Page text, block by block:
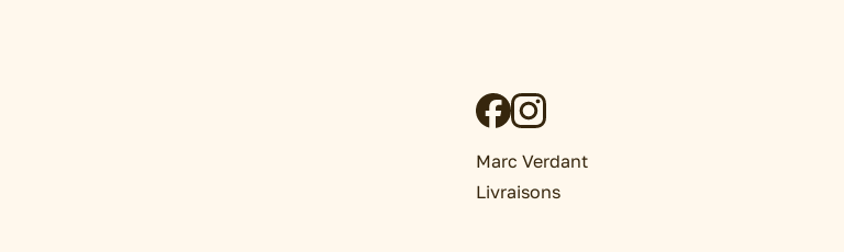
Marc Verdant
Livraisons